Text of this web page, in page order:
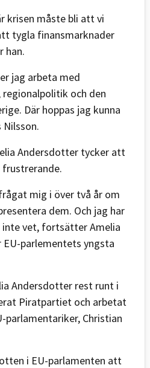
krisen måste bli att vi
tygla finansmarknader
han.
jag arbeta med
och den
Där hoppas jag kunna
Andersdotter tycker att
frustrerande.
mig i över två år om
dem. Och jag har
vet, fortsätter Amelia
parlementets yngsta
Andersdotter rest runt i
Piratpartiet och arbetat
parlamentariker, Christian
i EU-parlamenten att